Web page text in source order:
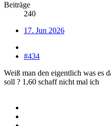
Beiträge
240
17. Jun 2026
#434
Weiß man den eigentlich was es
soll ? 1,60 schaff nicht mal ich